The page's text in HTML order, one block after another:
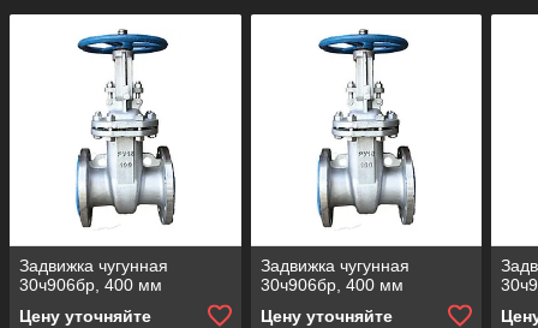
Задвижка чугунная
30ч906бр, 400 мм
Цену уточняйте
Задвижка чугунная
30ч906бр, 400 мм
Цену уточняйте